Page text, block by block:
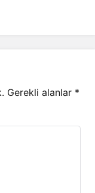
Gerekli alanlar *